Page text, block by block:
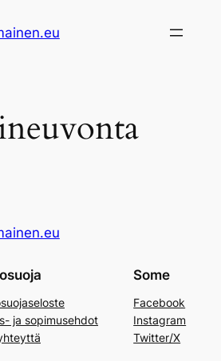
ja sopimusehdot
Some
Facebook
Instagram
Twitter/X